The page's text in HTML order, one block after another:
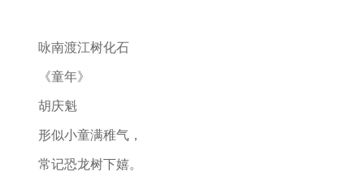
咏南渡江树化石
《童年》
胡庆魁
形似小童满稚气，
常记恐龙树下嬉。